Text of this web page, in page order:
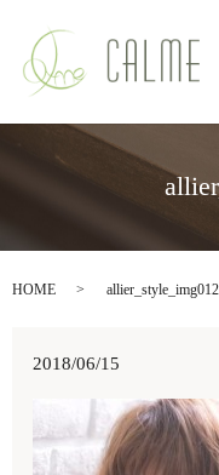
HOME allier_style_img012
2018/06/15